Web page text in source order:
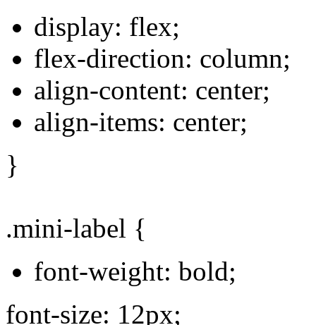
display: flex;
flex-direction: column;
align-content: center;
align-items: center;
}
.mini-label {
font-weight: bold;
font-size: 12px;